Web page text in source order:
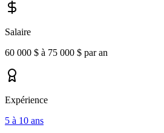
Salaire
60 000 $ à 75 000 $ par an
Expérience
5 à 10 ans